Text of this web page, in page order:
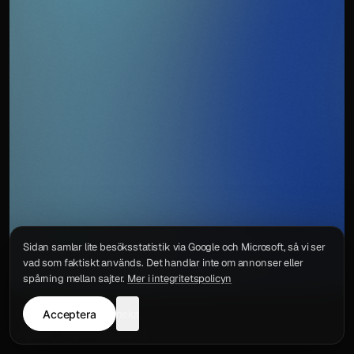
IntegritetspolicyKontakt
Sidan samlar lite besöksstatistik via Google och Microsoft, så vi ser
vad som faktiskt används. Det handlar inte om annonser eller
spårning mellan sajter. Mer i integritetspolicyn
Acceptera neka